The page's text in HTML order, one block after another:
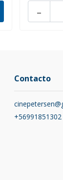
-
Contacto
+56991851302